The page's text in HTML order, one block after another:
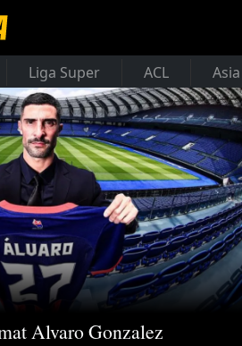
Liga Super ACL
Alvaro Gonzalez